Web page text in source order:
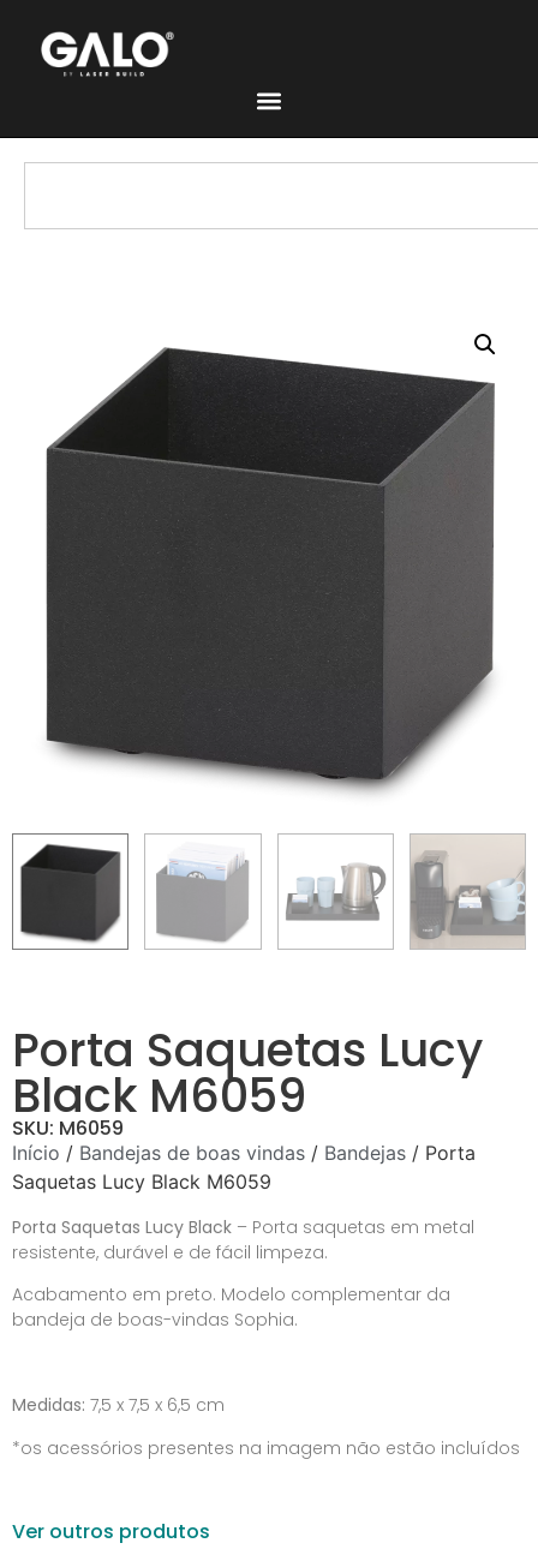
Porta Saquetas Lucy
Black M6059
SKU: M6059
Início / Bandejas de boas vindas / Bandejas / Porta
Saquetas Lucy Black M6059
Porta Saquetas Lucy Black – Porta saquetas em metal
resistente, durável e de fácil limpeza.
Acabamento em preto. Modelo complementar da
bandeja de boas-vindas Sophia.
Medidas: 7,5 x 7,5 x 6,5 cm
*os acessórios presentes na imagem não estão incluídos
Ver outros produtos